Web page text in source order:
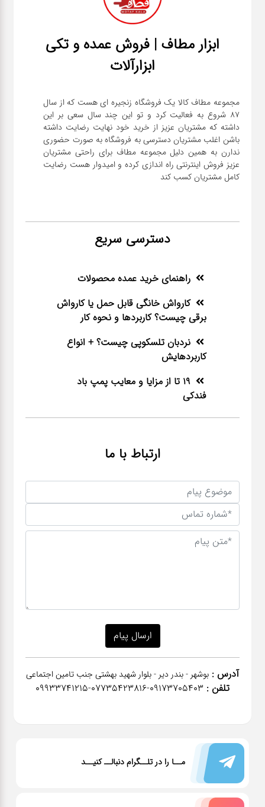
ابزار مطاف | فروش عمده و تکی
ابزارآلات
مجموعه مطاف کالا یک فروشگاه زنجیره ای هست که از سال
۸۷ شروع به فعالیت کرد و تو این چند سال سعی بر این
داشته که مشتریان عزیز از خرید خود نهایت رضایت داشته
باشن اغلب مشتریان دسترسی به فروشگاه به صورت حضوری
ندارن به همین دلیل مجموعه مطاف برای راحتی مشتریان
عزیز فروش اینترنتی راه اندازی کرده و امیدوار هست رضایت
کامل مشتریان کسب کند
دسترسی سریع
راهنمای خرید عمده محصولات
کارواش خانگی قابل حمل یا کارواش
برقی چیست؟ کاربردها و نحوه کار
نردبان تلسکوپی چیست؟ + انواع
کاربردهایش
19 تا از مزایا و معایب پمپ باد
فندکی
ارتباط با ما
آدرس : بوشهر - بندر دیر - بلوار شهید بهشتی جنب تامین اجتماعی
تلفن : ٠٩١٧٣٧٠٥٤٠٣-07735423816-09933741215
مــا را در تلــگرام دنبالــ کنیــد